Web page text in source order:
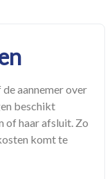
aannemer over
beschikt
of haar afsluit. Zo
komt te